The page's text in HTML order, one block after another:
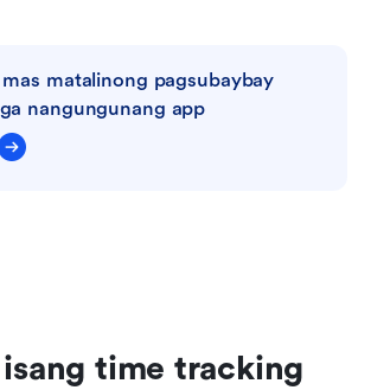
matalinong pagsubaybay
nangungunang app
time tracking